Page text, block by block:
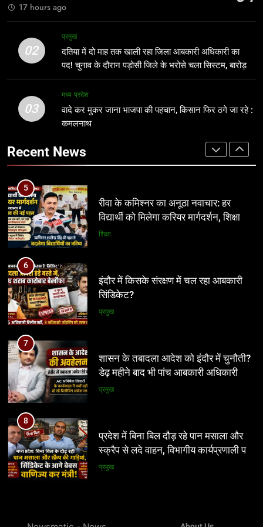
फटकार, अधिकारियों पर अवमानना की
कार्रवाई के संकेत
नई दिल्ली
5
रीवा के कमिश्नर का अनूठा नवाचार: हर
सिंडिकेट?
प्रमुख
7
डेढ़ महीने बाद भी पांच आबकारी अधिकारी
पुराने पदों पर जमे
प्रमुख
8
स्क्रैप से लदे वाहन, विभागीय कार्यप्रणाली पर
उठे गंभीर सवाल
प्रमुख
17 hours ago
02
प्रमुख
दतिया में दो माह तक खाली रहा जिला आबकारी अधिकारी का
पद! चुनाव के दौरान पड़ोसी जिले के भरोसे चला सिस्टम, बारोड़
पर कार्रवाई की मांग
03
मध्य प्रदेश
वादे कर मुकर जाना भाजपा की पहचान, किसान फिर ठगे जा रहे :
कमलनाथ
Recent News
वादे कर मुकर जाना भाजपा की पहचान,
किसान फिर ठगे जा रहे : कमलनाथ
मध्य प्रदेश
4
फटकार, अधिकारियों पर अवमानना की
5
रीवा के कमिश्नर का अनूठा नवाचार: हर
विद्यार्थी को मिलेगा करियर मार्गदर्शन, शिक्षा
व्यवस्था में बदलाव की नई पहल
शिक्षा
6
इंदौर में किसके संरक्षण में चल रहा आबकारी
सिंडिकेट?
प्रमुख
7
शासन के तबादला आदेश को इंदौर में चुनौती?
डेढ़ महीने बाद भी पांच आबकारी अधिकारी
पुराने पदों पर जमे
प्रमुख
8
प्रदेश में बिना बिल दौड़ रहे पान मसाला और
स्क्रैप से लदे वाहन, विभागीय कार्यप्रणाली पर
उठे गंभीर सवाल
प्रमुख